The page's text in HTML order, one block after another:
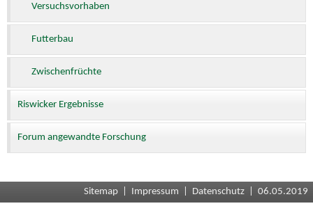
Versuchsvorhaben
Futterbau
Zwischenfrüchte
Riswicker Ergebnisse
Forum angewandte Forschung
Sitemap Impressum Datenschutz | 06.05.2019